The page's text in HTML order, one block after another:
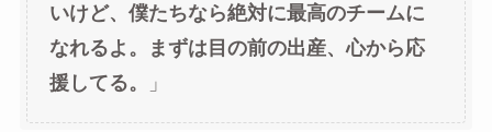
いけど、僕たちなら絶対に最高のチームに
なれるよ。まずは目の前の出産、心から応
援してる。
」